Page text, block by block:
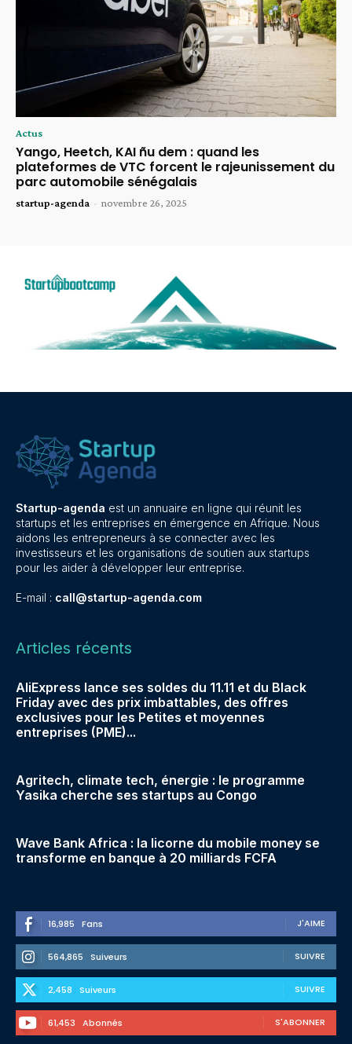
Actus
Yango, Heetch, KAI ñu dem : quand les
plateformes de VTC forcent le rajeunissement du
parc automobile sénégalais
startup-agenda - novembre 26, 2025
Startup-agenda est un annuaire en ligne qui réunit les
startups et les entreprises en émergence en Afrique. Nous
aidons les entrepreneurs à se connecter avec les
investisseurs et les organisations de soutien aux startups
pour les aider à développer leur entreprise.
E-mail : call@startup-agenda.com
Articles récents
AliExpress lance ses soldes du 11.11 et du Black
Friday avec des prix imbattables, des offres
exclusives pour les Petites et moyennes
entreprises (PME)...
Agritech, climate tech, énergie : le programme
Yasika cherche ses startups au Congo
Wave Bank Africa : la licorne du mobile money se
transforme en banque à 20 milliards FCFA
16,985 Fans J'AIME
564,865 Suiveurs SUIVRE
2,458 Suiveurs SUIVRE
61,453 Abonnés S'ABONNER